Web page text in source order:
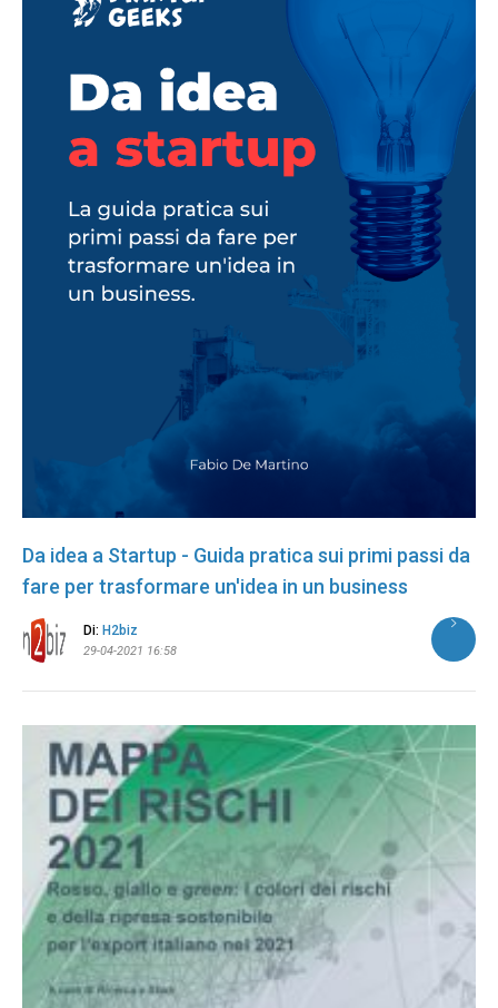
Da idea a Startup - Guida pratica sui primi passi da
fare per trasformare un'idea in un business
Di: H2biz
29-04-2021 16:58